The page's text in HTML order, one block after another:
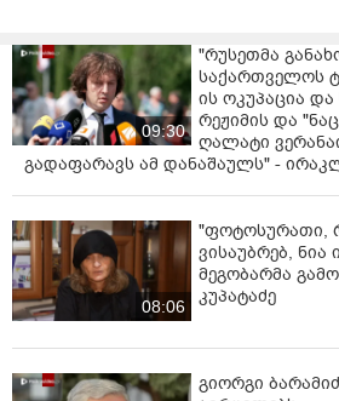
რომლებიც უკრაინის საელჩოდან და
საზოგადოებრივი მაუწყებლიდან
წამოვიდნენ რუსთაველის გამზირის
"დიდება უკრაინას, დიდება
მოქალაქეები რუსთაველის გამზირზე
პროტესტის ნიშნად ყოველდღიურად
მთავარი მოთხოვნაა ახლი
აქციების დროს დაკავებულების
09:30
"რუსეთმა
საქართველოს
ის ოკუპაცია და
რეჟიმის და
ღალატი
გადაფარავს ამ დანაშაულს" -
08:06
"ფოტოსურათი,
ვისაუბრებ, ნია
მეგობარმა
კუპატაძე
გიორგი